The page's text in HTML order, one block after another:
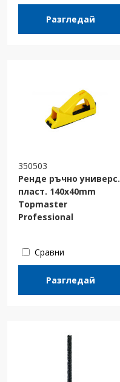
Разгледай
350503
Ренде ръчно универс.
пласт. 140x40mm
Topmaster
Professional
Сравни
Разгледай